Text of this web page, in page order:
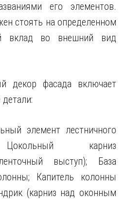
его элементов.
стоять на определенном
вклад во внешний вид
декор фасада включает
элемент лестничного
карниз
выступ); База
Капитель колонны
(карниз над оконным